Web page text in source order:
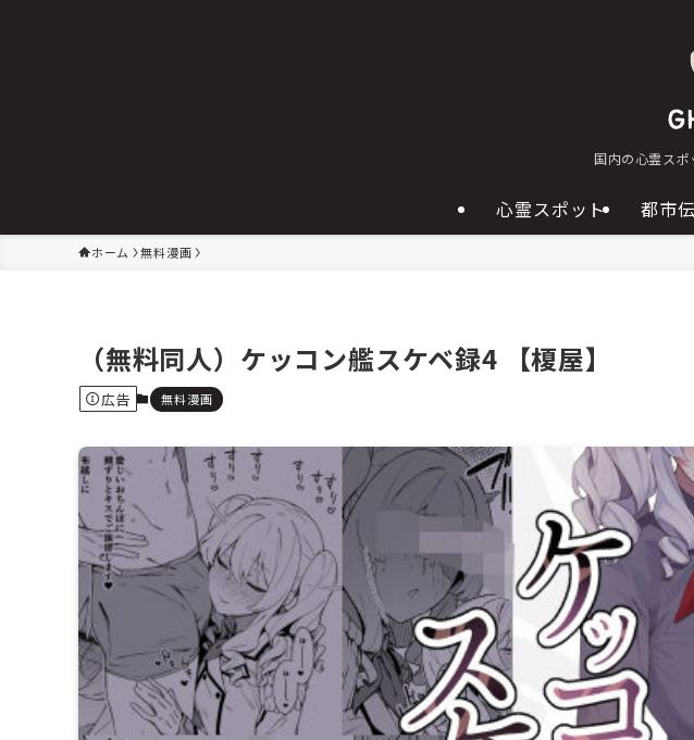
国内の心霊ス
心霊スポット 都市
ホーム 無料漫画
（無料同人）ケッコン艦スケベ録4 【榎屋】
広告 無料漫画